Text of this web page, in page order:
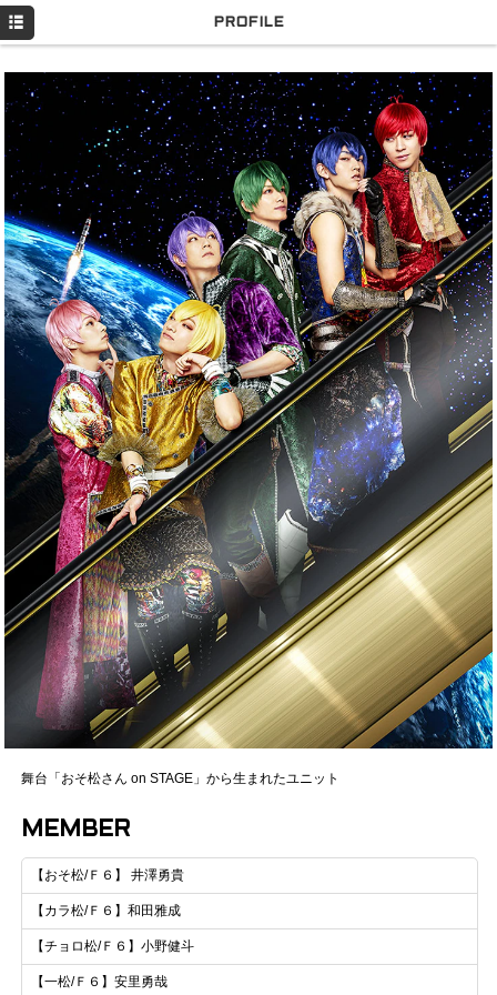
PROFILE
舞台「おそ松さん on STAGE」から生まれたユニット
MEMBER
【おそ松/Ｆ６】 井澤勇貴
【カラ松/Ｆ６】和田雅成
【チョロ松/Ｆ６】小野健斗
【一松/Ｆ６】安里勇哉
LIVE
DISCOGRAPHY
GOODS
Q&A
MOVIE
PROFILE
Twitter